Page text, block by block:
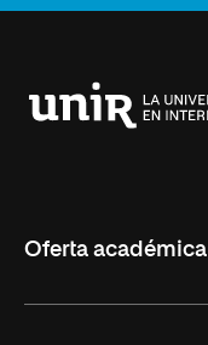
Oferta académica